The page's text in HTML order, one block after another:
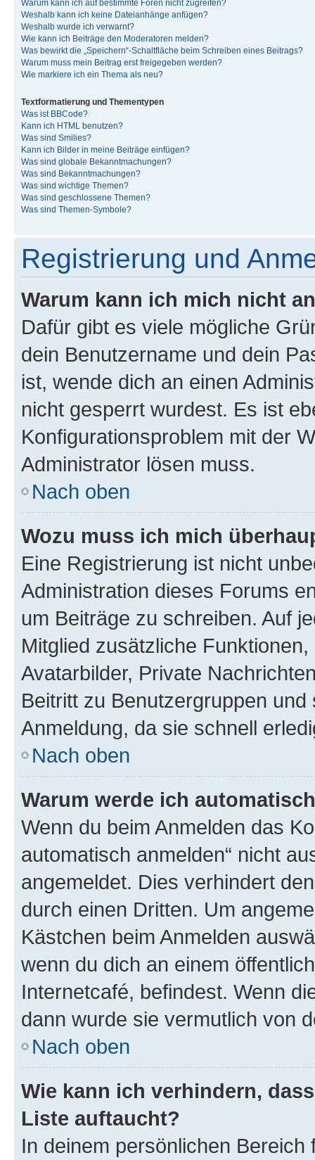
Warum kann ich auf bestimmte Foren nicht zugreifen?
Weshalb kann ich keine Dateianhänge anfügen?
Weshalb wurde ich verwarnt?
Wie kann ich Beiträge den Moderatoren melden?
Was bewirkt die „Speichern“-Schaltfläche beim Schreiben eines Beitrags?
Warum muss mein Beitrag erst freigegeben werden?
Wie markiere ich ein Thema als neu?
Textformatierung und Thementypen
Was ist BBCode?
Kann ich HTML benutzen?
Was sind Smilies?
Kann ich Bilder in meine Beiträge einfügen?
Was sind globale Bekanntmachungen?
Was sind Bekanntmachungen?
Was sind wichtige Themen?
Was sind geschlossene Themen?
Was sind Themen-Symbole?
Registrierung und
Warum kann ich mich nicht
Dafür gibt es viele mögliche
dein Benutzername und dein
ist, wende dich an einen
nicht gesperrt wurdest. Es ist
Konfigurationsproblem mit der
Administrator lösen muss.
Nach oben
Wozu muss ich mich
Eine Registrierung ist nicht
Administration dieses Forums
um Beiträge zu schreiben. Auf
Mitglied zusätzliche
Avatarbilder, Private
Beitritt zu Benutzergruppen
Anmeldung, da sie schnell
Nach oben
Warum werde ich
Wenn du beim Anmelden das
automatisch anmelden“ nicht
angemeldet. Dies verhindert
durch einen Dritten. Um
Kästchen beim Anmelden
wenn du dich an einem
Internetcafé, befindest. Wenn
dann wurde sie vermutlich von
Nach oben
Wie kann ich verhindern,
Liste auftaucht?
In deinem persönlichen